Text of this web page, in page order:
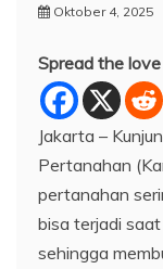
Oktober 4, 2025
Spread the love
Jakarta –
Pertanahan
pertanahan
bisa terjadi
sehingga